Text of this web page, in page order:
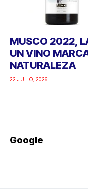
MUSCO 2022,
UN VINO
NATURALEZA
22 JULIO, 2026
Google